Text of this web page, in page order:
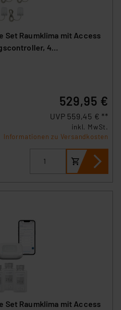
Set Raumklima mit Access
4
529,95 €
UVP 559,45 € **
inkl. MwSt.
Informationen zu Versandkosten
Set Raumklima mit Access